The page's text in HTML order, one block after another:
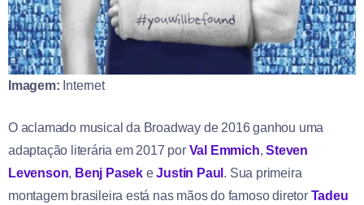
Imagem: Internet
O aclamado musical da Broadway de 2016 ganhou uma
adaptação literária em 2017 por Val Emmich,Steven
Levenson, Benj Pasek eJustin Paul . Sua primeira
montagem brasileira está nas mãos do famoso diretor Tadeu